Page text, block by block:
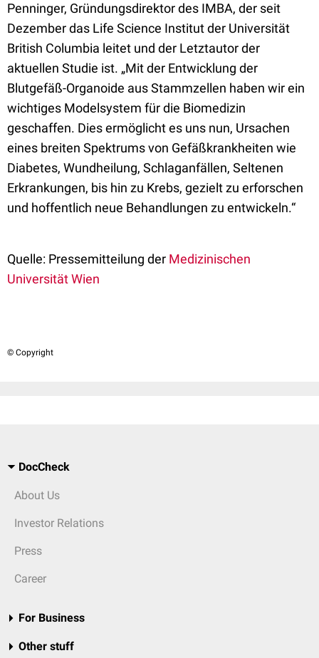
Penninger, Gründungsdirektor des IMBA, der seit
Dezember das Life Science Institut der Universität
British Columbia leitet und der Letztautor der
aktuellen Studie ist. „Mit der Entwicklung der
Blutgefäß-Organoide aus Stammzellen haben wir ein
wichtiges Modelsystem für die Biomedizin
geschaffen. Dies ermöglicht es uns nun, Ursachen
eines breiten Spektrums von Gefäßkrankheiten wie
Diabetes, Wundheilung, Schlaganfällen, Seltenen
Erkrankungen, bis hin zu Krebs, gezielt zu erforschen
und hoffentlich neue Behandlungen zu entwickeln.“
Quelle: Pressemitteilung der Medizinischen
Universität Wien
© Copyright
DocCheck
About Us
Investor Relations
Press
Career
For Business
Other stuff